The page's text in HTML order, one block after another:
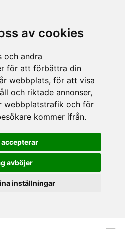
av cookies
och andra
för att förbättra din
webbplats, för att visa
och riktade annonser,
webbplatstrafik och för
kommer ifrån.
accepterar
avböjer
inställningar